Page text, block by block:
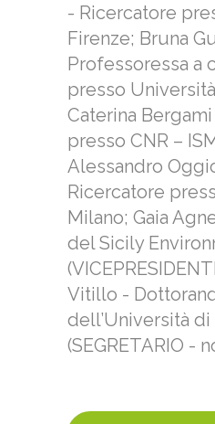
- Ricercatore
Firenze; Bruna
Professoressa a
presso
Caterina
presso CNR –
Alessandro
Ricercatore
Milano; Gaia
del Sicily
Vitillo -
dell’Università di
(SEGRETARIO -